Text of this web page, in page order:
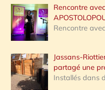
Rencontre
Rencontre
Jassans-
partagé une
Installés dans